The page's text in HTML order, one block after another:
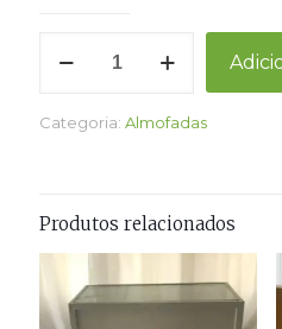
Rústico
Categoria: Almofadas
Produtos relacionados